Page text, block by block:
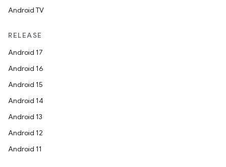
Android TV
RELEASE
Android 17
Android 16
Android 15
Android 14
Android 13
Android 12
Android 11